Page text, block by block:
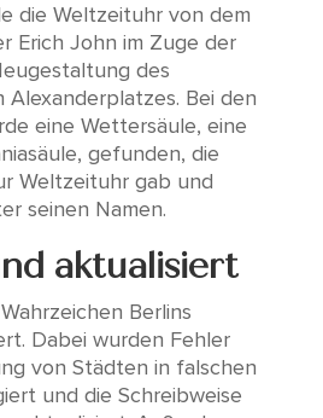
die Weltzeituhr von dem
Erich John im Zuge der
des
Bei den
eine Wettersäule, eine
gefunden, die
Weltzeituhr gab und
seinen Namen.
aktualisiert
Berlins
Dabei wurden Fehler
von Städten in falschen
und die Schreibweise